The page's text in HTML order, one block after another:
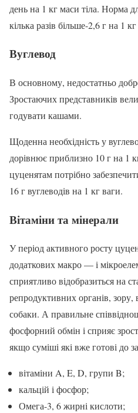
день на 1 кг маси тіла. Норма
кілька разів більше-2,6 г на 1
Вуглевод
В основному, недостатньо
Зростаючих представників
годувати кашами.
Щоденна необхідність у
дорівнює приблизно 10 г на 1
цуценятам потрібно
16 г вуглеводів на 1 кг ваги.
Вітаміни та мінерали
У період активного росту
додаткових макро — і
сприятливо відобразиться на
репродуктивних органів,
собаки. А правильне
фосфорний обмін і сприяє
якщо суміші які вже готові до
вітаміни A, E, D, групи B;
кальцій і фосфор;
Омега-3, 6 жирні кислоти;